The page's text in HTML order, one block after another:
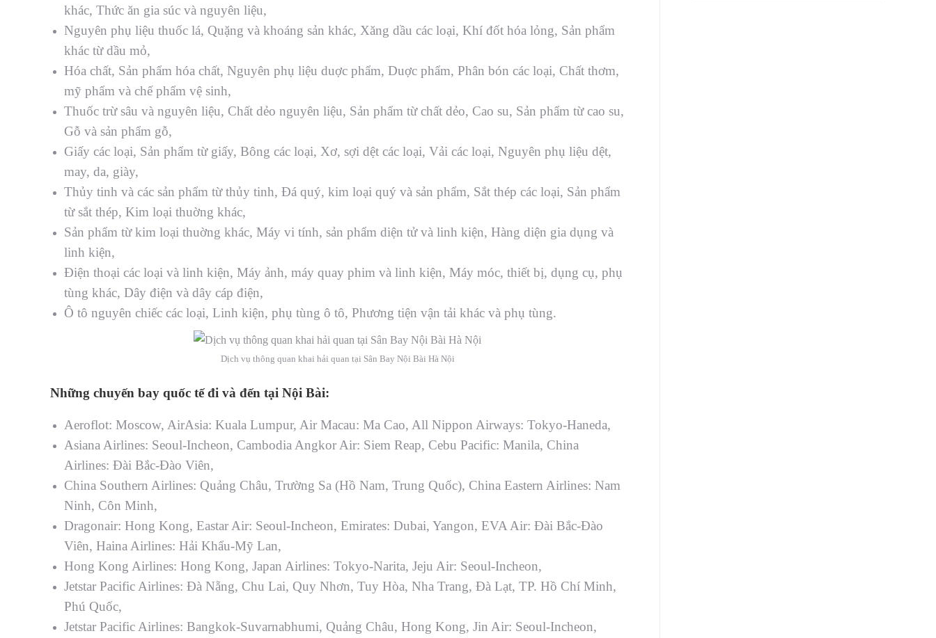
khác, Thức ăn gia súc và nguyên liệu,
Nguyên phụ liệu thuốc lá, Quặng và khoáng sản khác, Xăng dầu các loại, Khí đốt hóa lỏng, Sản phẩm
khác từ dầu mỏ,
Hóa chất, Sản phẩm hóa chất, Nguyên phụ liệu duợc phẩm, Duợc phẩm, Phân bón các loại, Chất thơm,
mỹ phẩm và chế phẩm vệ sinh,
Thuốc trừ sâu và nguyên liệu, Chất dẻo nguyên liệu, Sản phẩm từ chất dẻo, Cao su, Sản phẩm từ cao su,
Gỗ và sản phẩm gỗ,
Giấy các loại, Sản phẩm từ giấy, Bông các loại, Xơ, sợi dệt các loại, Vải các loại, Nguyên phụ liệu dệt,
may, da, giày,
Thủy tinh và các sản phẩm từ thủy tinh, Ðá quý, kim loại quý và sản phẩm, Sắt thép các loại, Sản phẩm
từ sắt thép, Kim loại thuờng khác,
Sản phẩm từ kim loại thuờng khác, Máy vi tính, sản phẩm diện tử và linh kiện, Hàng diện gia dụng và
linh kiện,
Ðiện thoại các loại và linh kiện, Máy ảnh, máy quay phim và linh kiện, Máy móc, thiết bị, dụng cụ, phụ
tùng khác, Dây điện và dây cáp điện,
Ô tô nguyên chiếc các loại, Linh kiện, phụ tùng ô tô, Phương tiện vận tải khác và phụ tùng.
Dịch vụ thông quan khai hải quan tại Sân Bay Nội Bài Hà Nội
Những chuyến bay quốc tế đi và đến tại Nội Bài:
Aeroflot: Moscow, AirAsia: Kuala Lumpur, Air Macau: Ma Cao, All Nippon Airways: Tokyo-Haneda,
Asiana Airlines: Seoul-Incheon, Cambodia Angkor Air: Siem Reap, Cebu Pacific: Manila, China
Airlines: Đài Bắc-Đào Viên,
China Southern Airlines: Quảng Châu, Trường Sa (Hồ Nam, Trung Quốc), China Eastern Airlines: Nam
Ninh, Côn Minh,
Dragonair: Hong Kong, Eastar Air: Seoul-Incheon, Emirates: Dubai, Yangon, EVA Air: Đài Bắc-Đào
Viên, Haina Airlines: Hải Khẩu-Mỹ Lan,
Hong Kong Airlines: Hong Kong, Japan Airlines: Tokyo-Narita, Jeju Air: Seoul-Incheon,
Jetstar Pacific Airlines: Đà Nẵng, Chu Lai, Quy Nhơn, Tuy Hòa, Nha Trang, Đà Lạt, TP. Hồ Chí Minh,
Phú Quốc,
Jetstar Pacific Airlines: Bangkok-Suvarnabhumi, Quảng Châu, Hong Kong, Jin Air: Seoul-Incheon,